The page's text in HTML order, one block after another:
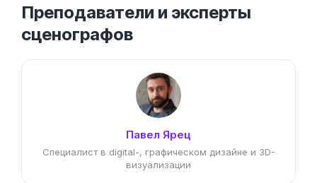
Преподаватели и эксперты
сценографов
Павел Ярец
Специалист в digital-, графическом дизайне и 3D-
визуализации